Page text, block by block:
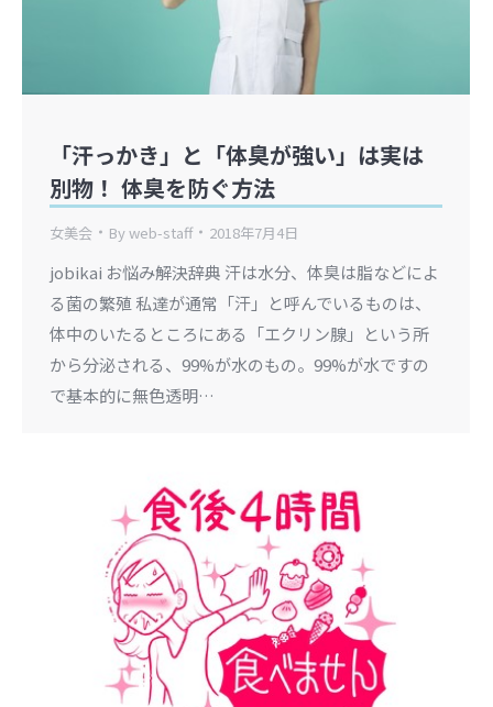
「汗っかき」と「体臭が強い」は実は
別物！ 体臭を防ぐ方法
女美会 Byweb-staff 2018年7月4日
jobikai お悩み解決辞典 汗は水分、体臭は脂などによ
る菌の繁殖 私達が通常「汗」と呼んでいるものは、
体中のいたるところにある「エクリン腺」という所
から分泌される、99%が水のもの。99%が水ですの
で基本的に無色透明…